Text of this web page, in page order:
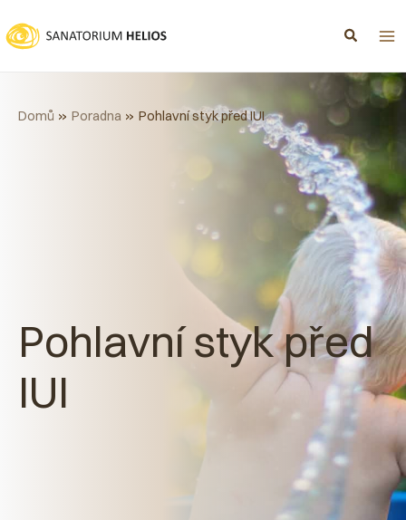
na
obsah
Pohlavní styk před
IUI
Domů Poradna Pohlavní styk před IUI